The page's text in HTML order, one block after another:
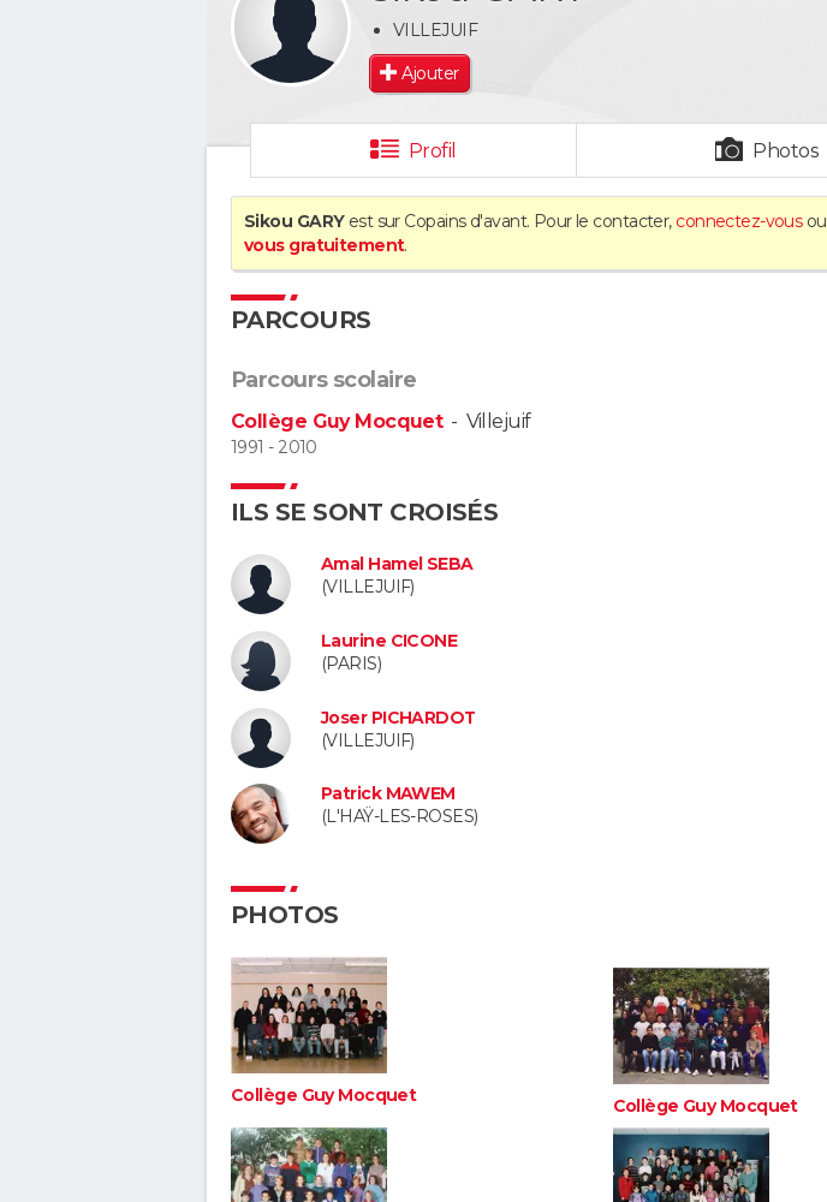
VILLEJUIF
Ajouter
Profil Photos
Sikou GARYest sur Copains d'avant. Pour le contacter, connectez-vousou
vous gratuitement.
PARCOURS
Parcours scolaire
Collège Guy Mocquet- Villejuif
1991 - 2010
ILS SE SONT CROISÉS
Amal Hamel SEBA
(VILLEJUIF)
Laurine CICONE
(PARIS)
Joser PICHARDOT
(VILLEJUIF)
Patrick MAWEM
(L'HAŸ-LES-ROSES)
PHOTOS
Collège Guy Mocquet Collège Guy Mocquet